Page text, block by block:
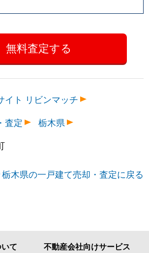
イト リビンマッチ
査定
栃木県
栃木県の一戸建て売却・査定に戻る
て 不動産会社向けサービス